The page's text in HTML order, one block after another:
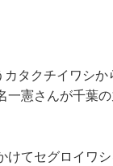
カタクチイワシ
一憲さんが千葉
けてセグロイワ